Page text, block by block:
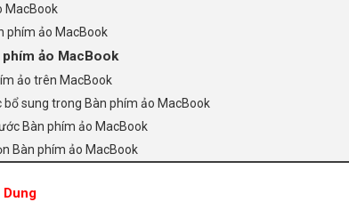
MacBook
phím ảo MacBook
ảo MacBook
ảo trên MacBook
bổ sung trong Bàn phím ảo MacBook
Bàn phím ảo MacBook
Bàn phím ảo MacBook
Dung